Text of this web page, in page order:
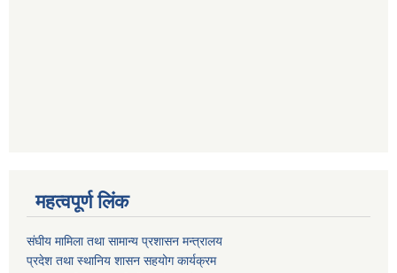
महत्वपूर्ण लिंक
संघीय मामिला तथा सामान्य प्रशासन मन्त्रालय
प्रदेश तथा स्थानिय शासन सहयोग कार्यक्रम